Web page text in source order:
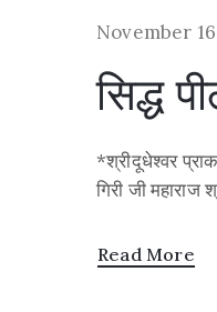
November
सिद्ध
*श्रीदूधेश्वर
गिरी जी महाराज
Read More